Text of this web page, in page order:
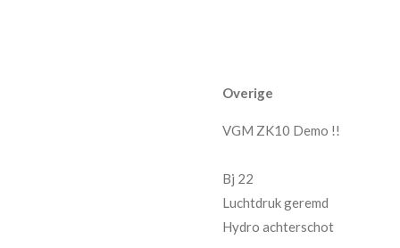
Overige
VGM ZK10 Demo !!
Bj 22
Luchtdruk geremd
Hydro achterschot